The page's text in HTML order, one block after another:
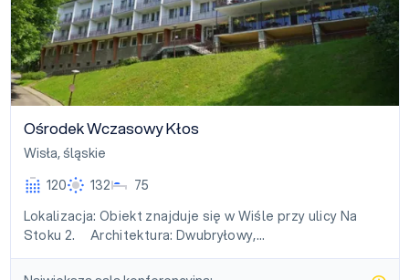
Ośrodek Wczasowy Kłos
Wisła, śląskie
120
132
75
Lokalizacja: Obiekt znajduje się w Wiśle przy ulicy Na
Stoku 2. Architektura: Dwubryłowy,…